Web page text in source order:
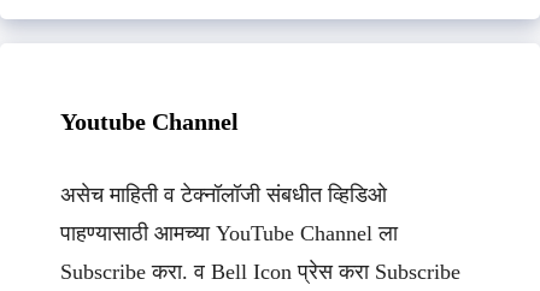
Youtube Channel
असेच माहिती व टेक्नॉलॉजी संबधीत व्हिडिओ
पाहण्यासाठी आमच्या YouTube Channel ला
Subscribe करा. व Bell Icon प्रेस करा Subscribe